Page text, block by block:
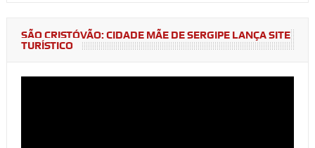
SÃO CRISTÓVÃO: CIDADE MÃE DE SERGIPE LANÇA SITE
TURÍSTICO